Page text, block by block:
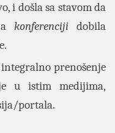
i došla sa stavom da
konferenciji dobila
prenošenje
u istim medijima,
portala.